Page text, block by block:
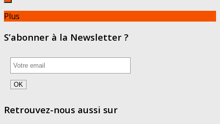
Plus
S’abonner à la Newsletter ?
Retrouvez-nous aussi sur